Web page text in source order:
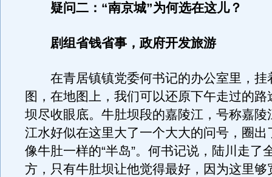
疑问二：“南京城”为何选在这儿？
剧组省钱省事，政府开发旅游
在青居镇镇党委何书记的办公室里，挂
图，在地图上，我们可以还原下午走过的路
坝尽收眼底。牛肚坝段的嘉陵江，号称嘉陵
江水好似在这里大了一个大大的问号，圈出
像牛肚一样的“半岛”。何书记说，陆川走了
方，只有牛肚坝让他觉得最好，因为这里够